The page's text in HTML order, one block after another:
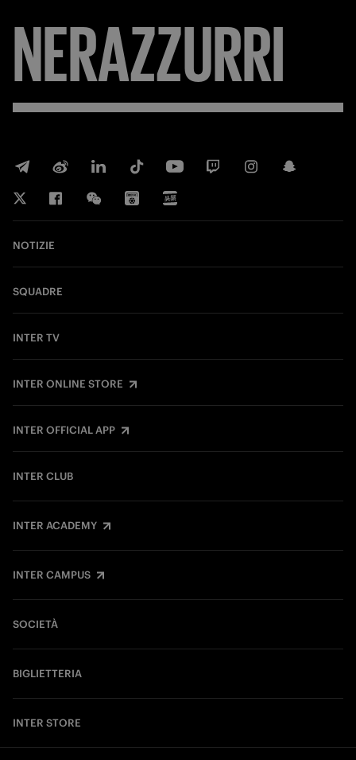
NERAZZURRI
NOTIZIE
SQUADRE
INTER TV
INTER ONLINE STORE
INTER OFFICIAL APP
INTER CLUB
INTER ACADEMY
INTER CAMPUS
SOCIETÀ
BIGLIETTERIA
INTER STORE